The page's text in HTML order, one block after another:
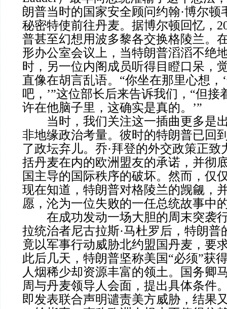
朗普当时的国家安全顾问约翰·博尔顿
秘密特使前往丹麦。据博尔顿回忆，
普甚至幻想用波多黎各交换格陵兰。
形办公室会议上，当特朗普滔滔不绝
时，另一位内阁成员听得目瞪口呆，
直像在胡言乱语。“你坐在那里心想，
吧，’”这位部长后来告诉我们，“但接
许在他脑子里，这确实是真的。’”
当时，我们关注这一插曲更多是
非地缘政治考量。彼时的特朗普已回
了政坛弃儿。乔·拜登的外交政策正致
括丹麦在内的欧洲盟友的承诺，并彻
国主导的国际秩序的破坏。然而，仅
现在知道，特朗普对格陵兰的觊觎，
愿，沦为一位失败的一任总统故事中
在成功发动一场大胆的周末突袭
拉统治者尼古拉斯·马杜罗后，特朗普
竟以军事行动威胁北约盟国丹麦，要
此后几天，特朗普坚称美国“必须”获
人烟稀少却资源丰富的领土。国务卿
周与丹麦领导人会面，提出具体条件
即发表联合声明谴责美方威胁，结果